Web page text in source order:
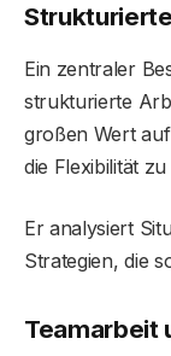
Ein zentraler
strukturierte
großen Wert
die Flexibilität
Er analysiert
Strategien, die
Teamarbeit